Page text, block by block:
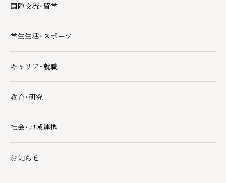
国際交流・留学
国際交流・留学の下層ページ一覧を開く
学生生活・スポーツ
学生生活・スポーツの下層ページ一覧を開く
キャリア・就職
キャリア・就職の下層ページ一覧を開く
教育・研究
教育・研究の下層ページ一覧を開く
社会・地域連携
社会・地域連携の下層ページ一覧を開く
お知らせ